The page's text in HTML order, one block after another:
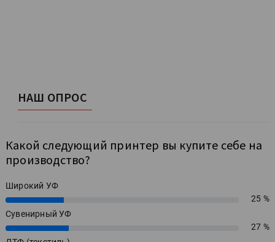
НАШ ОПРОС
Какой следующий принтер вы купите себе на
производство?
Широкий УФ
25%
25 %
Сувенирный УФ
27%
27 %